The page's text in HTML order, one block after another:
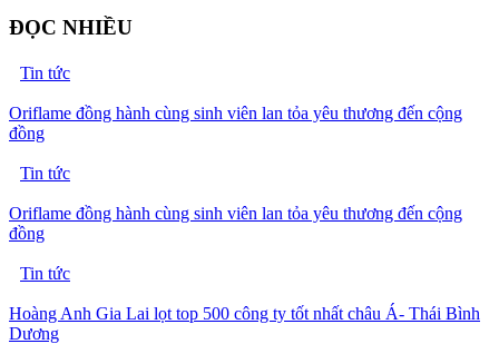
ĐỌC NHIỀU
Tin tức
Oriflame đồng hành cùng sinh viên lan tỏa yêu thương đến cộng
đồng
Tin tức
Oriflame đồng hành cùng sinh viên lan tỏa yêu thương đến cộng
đồng
Tin tức
Hoàng Anh Gia Lai lọt top 500 công ty tốt nhất châu Á- Thái Bình
Dương